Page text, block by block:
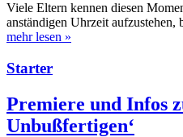
Viele Eltern kennen diesen
anständigen Uhrzeit
mehr lesen »
Starter
Premiere und Infos
Unbußfertigen‘